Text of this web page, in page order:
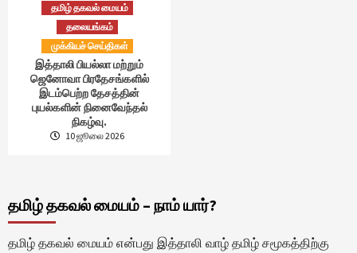
தமிழ் தகவல் மையம்
தலையங்கம்
முக்கியச் செய்திகள்
இத்தாலி பியல்லா மற்றும்
ஜெனோவா பிரதேசங்களில்
இடம்பெற்ற தேசத்தின்
புயல்களின் நினைவேந்தல்
நிகழ்வு.
10 ஜூலை 2026
தமிழ் தகவல் மையம் – நாம் யார்?
தமிழ் தகவல் மையம் என்பது இத்தாலி வாழ் தமிழ் சமூகத்திற்கு